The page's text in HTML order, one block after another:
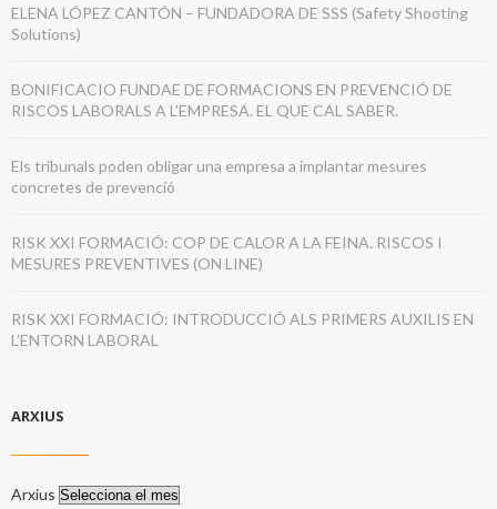
ELENA LÓPEZ CANTÓN – FUNDADORA DE SSS (Safety Shooting
Solutions)
BONIFICACIO FUNDAE DE FORMACIONS EN PREVENCIÓ DE
RISCOS LABORALS A L’EMPRESA. EL QUE CAL SABER.
Els tribunals poden obligar una empresa a implantar mesures
concretes de prevenció
RISK XXI FORMACIÓ: COP DE CALOR A LA FEINA. RISCOS I
MESURES PREVENTIVES (ON LINE)
RISK XXI FORMACIÓ: INTRODUCCIÓ ALS PRIMERS AUXILIS EN
L’ENTORN LABORAL
ARXIUS
Arxius